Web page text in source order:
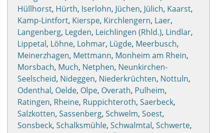
Hüllhorst, Hürth, Iserlohn, Jüchen, Jülich, Kaarst,
Kamp-Lintfort, Kierspe, Kirchlengern, Laer,
Langenberg, Legden, Leichlingen (Rhld.), Lindlar,
Lippetal, Löhne, Lohmar, Lügde, Meerbusch,
Meinerzhagen, Mettmann, Monheim am Rhein,
Morsbach, Much, Netphen, Neunkirchen-
Seelscheid, Nideggen, Niederkrüchten, Nottuln,
Odenthal, Oelde, Olpe, Overath, Pulheim,
Ratingen, Rheine, Ruppichteroth, Saerbeck,
Salzkotten, Sassenberg, Schwelm, Soest,
Sonsbeck, Schalksmühle, Schwalmtal, Schwerte,